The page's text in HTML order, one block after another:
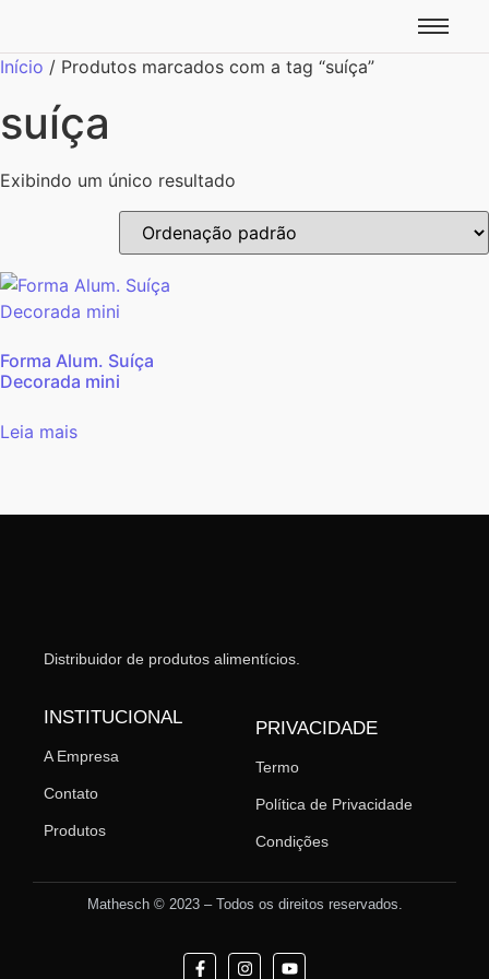
Início / Produtos marcados com a tag “suíça”
suíça
Exibindo um único resultado
Forma Alum. Suíça
Decorada mini
Leia mais
Distribuidor de produtos alimentícios.
INSTITUCIONAL
A Empresa
Contato
Produtos
PRIVACIDADE
Termo
Política de Privacidade
Condições
Mathesch © 2023 – Todos os direitos reservados.